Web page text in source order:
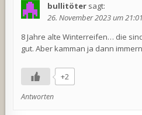
bullitöter sagt:
26. November 2023 um
8 Jahre alte Winterreifen… die
gut. Aber kamman ja dann
+2
Antworten